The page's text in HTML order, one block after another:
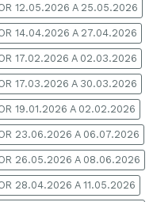
12.05.2026 A 25.05.2026
14.04.2026 A 27.04.2026
17.02.2026 A 02.03.2026
17.03.2026 A 30.03.2026
19.01.2026 A 02.02.2026
23.06.2026 A 06.07.2026
26.05.2026 A 08.06.2026
28.04.2026 A 11.05.2026